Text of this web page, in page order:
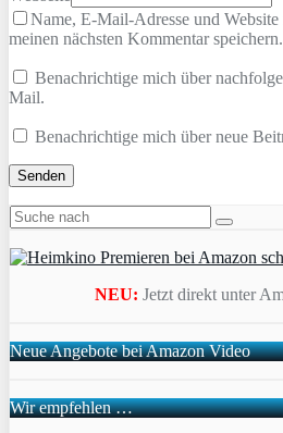
Name, E-Mail-Adresse und
meinen nächsten Kommentar speichern.
Benachrichtige mich über
Mail.
Benachrichtige mich über neue
NEU: Jetzt direkt unter
Neue Angebote bei Amazon Video
Wir empfehlen …